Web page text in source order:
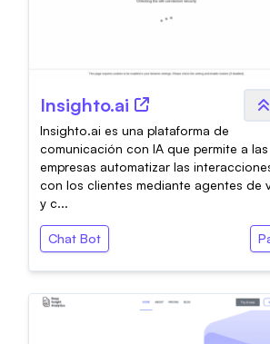
Insighto.ai
Insighto.ai es una plataforma de
comunicación con IA que permite a las
empresas automatizar las
con los clientes mediante agentes de
y c...
Chat Bot